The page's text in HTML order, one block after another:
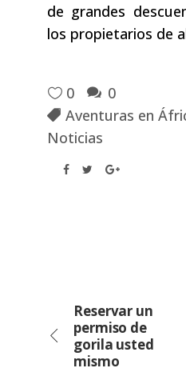
de grandes
los propietarios de
0
0
Aventuras en
Noticias
Reservar un
permiso de
gorila usted
mismo